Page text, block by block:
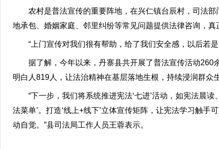
农村是普法宣传的重要阵地，在兴仁镇台辰村，司法部
地承包、婚姻家庭、邻里纠纷等常见问题提供法律咨询，
“上门宣传对我们很有帮助，给了我们安全感，以后若是
据了解，今年以来，丹寨县共开展了普法宣传活动260
明白人819人，让法治精神在基层落地生根，持续浸润群众
“下一步，我们将系统推进宪法‘七进’活动，如宪法晨读
法菜单’。打造‘线上+线下’立体宣传矩阵，让宪法学习触
动自觉。”县司法局工作人员王蓉表示。